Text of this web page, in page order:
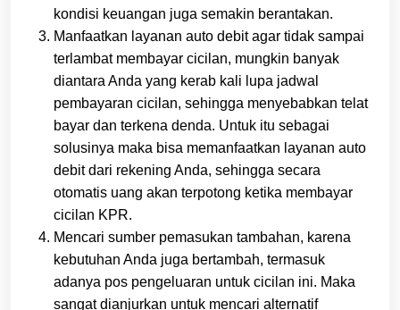
kondisi keuangan juga semakin berantakan.
Manfaatkan layanan auto debit agar tidak sampai
terlambat membayar cicilan, mungkin banyak
diantara Anda yang kerab kali lupa jadwal
pembayaran cicilan, sehingga menyebabkan telat
bayar dan terkena denda. Untuk itu sebagai
solusinya maka bisa memanfaatkan layanan auto
debit dari rekening Anda, sehingga secara
otomatis uang akan terpotong ketika membayar
cicilan KPR.
Mencari sumber pemasukan tambahan, karena
kebutuhan Anda juga bertambah, termasuk
adanya pos pengeluaran untuk cicilan ini. Maka
sangat dianjurkan untuk mencari alternatif